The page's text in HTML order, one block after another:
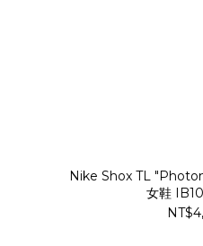
Nike Shox TL
女鞋